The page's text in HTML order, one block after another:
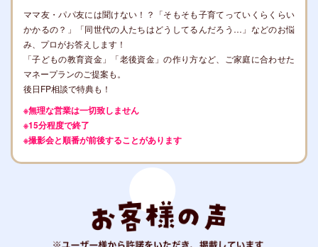
ママ友・パパ友には聞けない！？「そもそも子育てっていくらくらい
かかるの？」「同世代の人たちはどうしてるんだろう…」などのお悩
み、プロがお答えします！
「子どもの教育資金」「老後資金」の作り方など、ご家庭に合わせた
マネープランのご提案も。
後日FP相談で特典も！
※無理な営業は一切致しません
※15分程度で終了
※撮影会と順番が前後することがあります